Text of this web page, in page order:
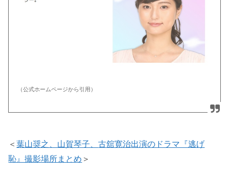
（公式ホームページから引用）
＜葉山奨之、山賀琴子、古舘寛治出演のドラマ『逃げ
恥』撮影場所まとめ ＞